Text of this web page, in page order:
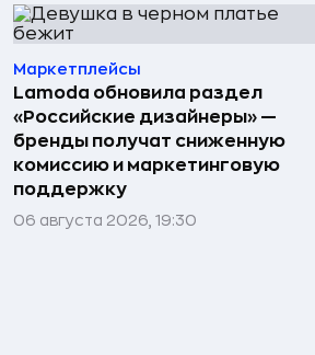
Маркетплейсы
Lamoda обновила раздел
«Российские дизайнеры» —
бренды получат сниженную
комиссию и маркетинговую
поддержку
06 августа 2026, 19:30